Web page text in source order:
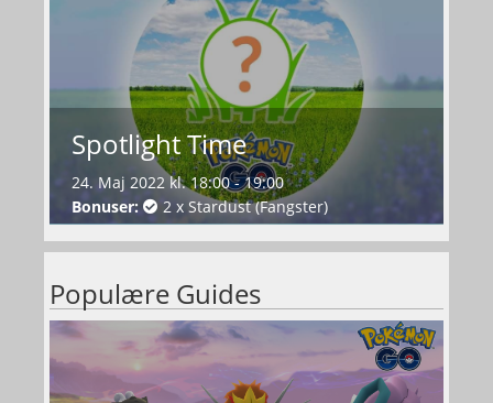
Spotlight Time
24. Maj 2022 kl. 18:00 - 19:00
Bonuser:
2 x Stardust (Fangster)
Populære Guides